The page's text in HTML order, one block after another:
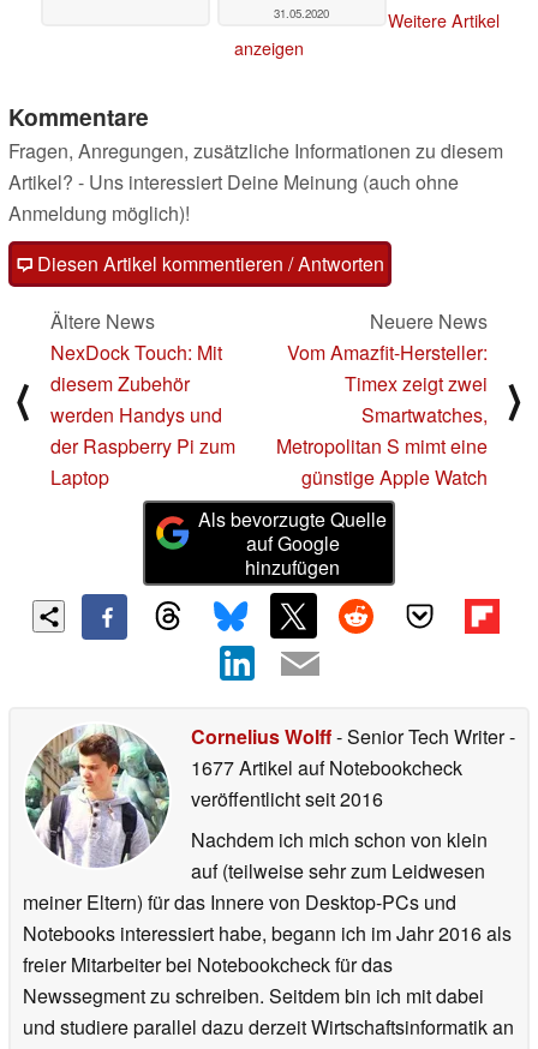
31.05.2020
Weitere Artikel
anzeigen
Kommentare
Fragen, Anregungen, zusätzliche Informationen zu diesem
Artikel? - Uns interessiert Deine Meinung (auch ohne
Anmeldung möglich)!
Diesen Artikel kommentieren / Antworten
⟨
Ältere News
NexDock Touch: Mit
diesem Zubehör
werden Handys und
der Raspberry Pi zum
Laptop
Neuere News
Vom Amazfit-Hersteller:
Timex zeigt zwei
Smartwatches,
Metropolitan S mimt eine
günstige Apple Watch
⟩
Als bevorzugte Quelle
auf Google
hinzufügen
Cornelius Wolff- Senior Tech Writer-
1677 Artikel auf Notebookcheck
veröffentlichtseit 2016
Nachdem ich mich schon von klein
auf (teilweise sehr zum Leidwesen
meiner Eltern) für das Innere von Desktop-PCs und
Notebooks interessiert habe, begann ich im Jahr 2016 als
freier Mitarbeiter bei Notebookcheck für das
Newssegment zu schreiben. Seitdem bin ich mit dabei
und studiere parallel dazu derzeit Wirtschaftsinformatik an